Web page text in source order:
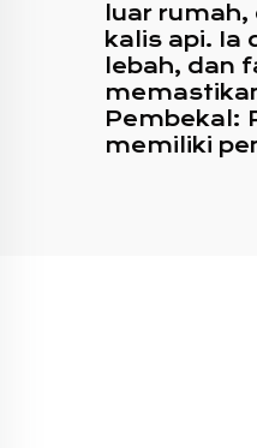
luar
kalis api. Ia
lebah, dan
Pembekal:
memiliki